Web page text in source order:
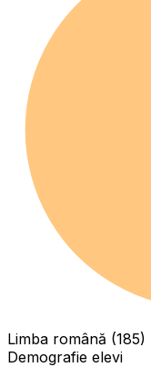
Limba română (185)
Demografie elevi